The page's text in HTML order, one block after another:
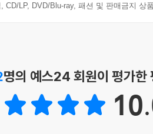
CD/LP, DVD/Blu-ray, 패션 및 판매금지 상
명의 예스24 회원이 평가한